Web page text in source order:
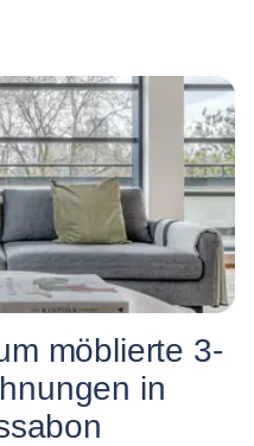
möblierte 3-
in